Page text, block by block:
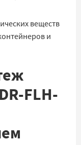
веществ
и
FLH-